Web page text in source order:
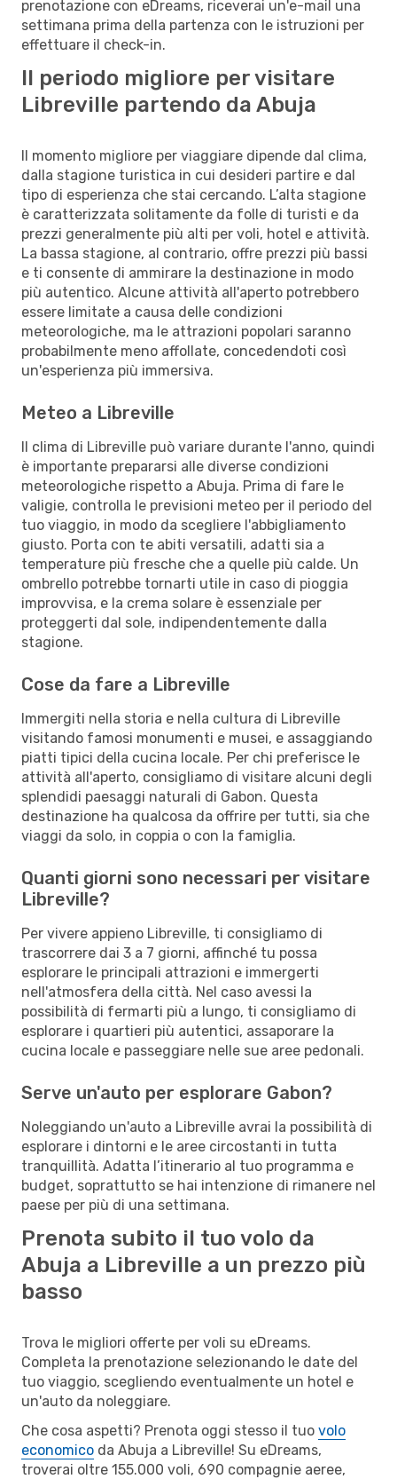
prenotazione con eDreams, riceverai un'e-mail una
settimana prima della partenza con le istruzioni per
effettuare il check-in.
Il periodo migliore per visitare
Libreville partendo da Abuja
Il momento migliore per viaggiare dipende dal clima,
dalla stagione turistica in cui desideri partire e dal
tipo di esperienza che stai cercando. L’alta stagione
è caratterizzata solitamente da folle di turisti e da
prezzi generalmente più alti per voli, hotel e attività.
La bassa stagione, al contrario, offre prezzi più bassi
e ti consente di ammirare la destinazione in modo
più autentico. Alcune attività all'aperto potrebbero
essere limitate a causa delle condizioni
meteorologiche, ma le attrazioni popolari saranno
probabilmente meno affollate, concedendoti così
un'esperienza più immersiva.
Meteo a Libreville
Il clima di Libreville può variare durante l'anno, quindi
è importante prepararsi alle diverse condizioni
meteorologiche rispetto a Abuja. Prima di fare le
valigie, controlla le previsioni meteo per il periodo del
tuo viaggio, in modo da scegliere l'abbigliamento
giusto. Porta con te abiti versatili, adatti sia a
temperature più fresche che a quelle più calde. Un
ombrello potrebbe tornarti utile in caso di pioggia
improvvisa, e la crema solare è essenziale per
proteggerti dal sole, indipendentemente dalla
stagione.
Cose da fare a Libreville
Immergiti nella storia e nella cultura di Libreville
visitando famosi monumenti e musei, e assaggiando
piatti tipici della cucina locale. Per chi preferisce le
attività all'aperto, consigliamo di visitare alcuni degli
splendidi paesaggi naturali di Gabon. Questa
destinazione ha qualcosa da offrire per tutti, sia che
viaggi da solo, in coppia o con la famiglia.
Quanti giorni sono necessari per visitare
Libreville?
Per vivere appieno Libreville, ti consigliamo di
trascorrere dai 3 a 7 giorni, affinché tu possa
esplorare le principali attrazioni e immergerti
nell'atmosfera della città. Nel caso avessi la
possibilità di fermarti più a lungo, ti consigliamo di
esplorare i quartieri più autentici, assaporare la
cucina locale e passeggiare nelle sue aree pedonali.
Serve un'auto per esplorare Gabon?
Noleggiando un'auto a Libreville avrai la possibilità di
esplorare i dintorni e le aree circostanti in tutta
tranquillità. Adatta l’itinerario al tuo programma e
budget, soprattutto se hai intenzione di rimanere nel
paese per più di una settimana.
Prenota subito il tuo volo da
Abuja a Libreville a un prezzo più
basso
Trova le migliori offerte per voli su eDreams.
Completa la prenotazione selezionando le date del
tuo viaggio, scegliendo eventualmente un hotel e
un'auto da noleggiare.
Che cosa aspetti? Prenota oggi stesso il tuo volo
economico da Abuja a Libreville! Su eDreams,
troverai oltre 155.000 voli, 690 compagnie aeree,